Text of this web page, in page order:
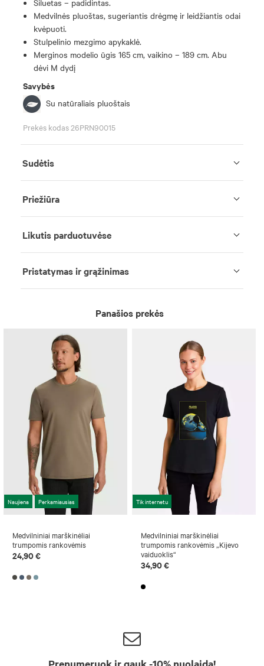
Siluetas – padidintas.
Medvilnės pluoštas, sugeriantis drėgmę ir leidžiantis odai
kvėpuoti.
Stulpelinio mezgimo apykaklė.
Merginos modelio ūgis 165 cm, vaikino – 189 cm. Abu
dėvi M dydį
Savybės
Su natūraliais pluoštais
Prekės kodas 26PRN90015
Sudėtis
Priežiūra
Likutis parduotuvėse
Pristatymas ir grąžinimas
Panašios prekės
Naujiena Perkamiausias
Medvilniniai marškinėliai
trumpomis rankovėmis
24,90 €
Tik internetu
Medvilniniai marškinėliai
trumpomis rankovėmis „Kijevo
vaiduoklis“
34,90 €